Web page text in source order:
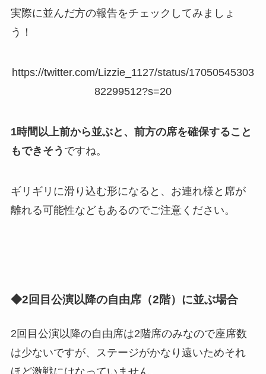
実際に並んだ方の報告をチェックしてみましょ
う！
https://twitter.com/Lizzie_1127/status/17050545303
82299512?s=20
1時間以上前から並ぶと、前方の席を確保すること
もできそう ですね。
ギリギリに滑り込む形になると、お連れ様と席が
離れる可能性などもあるのでご注意ください。
◆2回目公演以降の自由席（2階）に並ぶ場合
2回目公演以降の自由席は2階席のみなので座席数
は少ないですが、ステージがかなり遠いためそれ